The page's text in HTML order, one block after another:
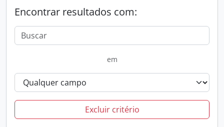
Encontrar resultados com:
em
Excluir critério